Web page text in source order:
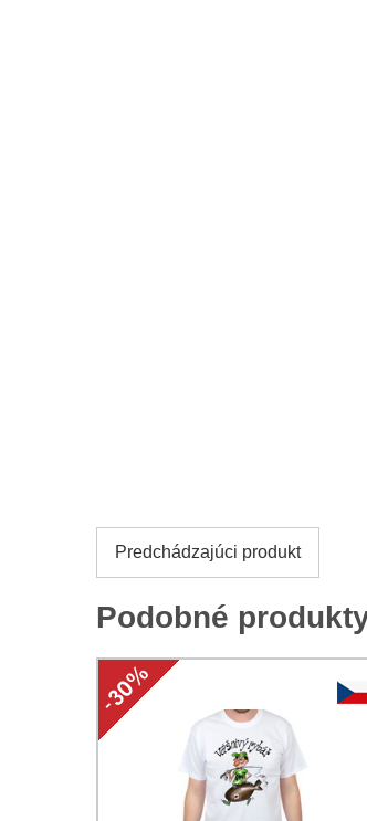
Predchádzajúci produkt
Podobné